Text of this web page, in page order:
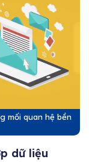
mối quan hệ bền
dữ liệu